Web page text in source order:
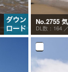
No.2755
DL数：164 ／